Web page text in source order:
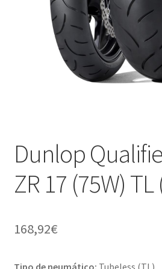
Dunlop
ZR 17 (75W)
168,92€
Tipo de neumático: Tubeless (TL)